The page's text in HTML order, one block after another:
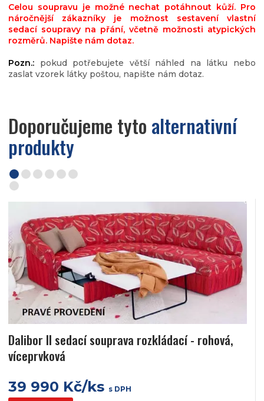
Celou soupravu je možné nechat potáhnout kůží. Pro
náročnější zákazníky je možnost sestavení vlastní
sedací soupravy na přání, včetně možnosti atypických
rozměrů. Napište nám dotaz.
Pozn.: pokud potřebujete větší náhled na látku nebo
zaslat vzorek látky poštou, napište nám dotaz.
Doporučujeme tyto alternativní
produkty
Dalibor II sedací souprava rozkládací - rohová,
víceprvková
39 990 Kč/ks s DPH